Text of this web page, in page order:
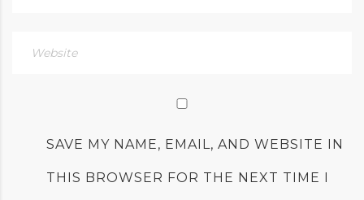
SAVE MY NAME, EMAIL, AND WEBSITE IN
THIS BROWSER FOR THE NEXT TIME I